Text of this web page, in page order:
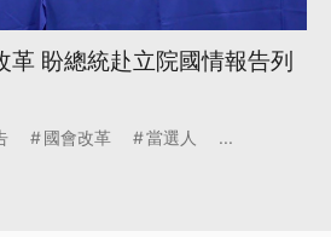
盼總統赴立院國情報告列
國會改革 當選人 ...